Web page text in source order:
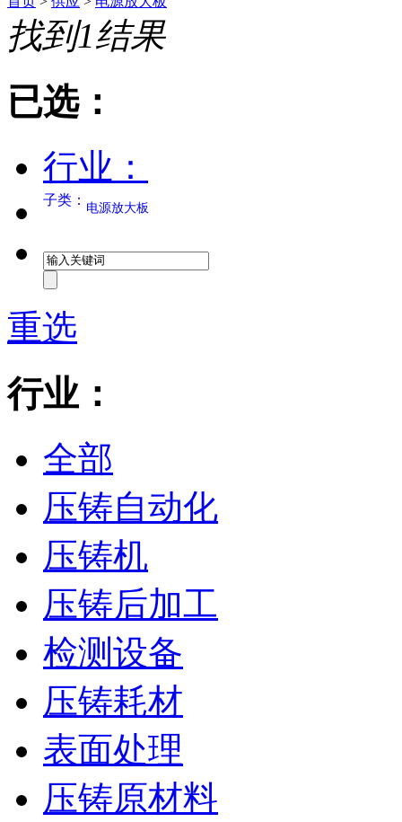
找到1结果
已选：
行业：
子类： 电源放大板
重选
行业：
全部
压铸自动化
压铸机
压铸后加工
检测设备
压铸耗材
表面处理
压铸原材料